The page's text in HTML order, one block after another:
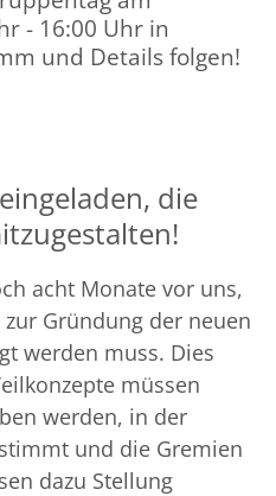
- 16:00 Uhr in
und Details folgen!
die
acht Monate vor uns,
Gründung der neuen
werden muss. Dies
müssen
werden, in der
und die Gremien
dazu Stellung